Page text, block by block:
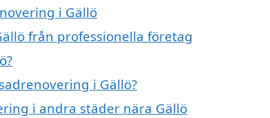
i Gällö
från professionella företag
i Gällö?
i andra städer nära Gällö